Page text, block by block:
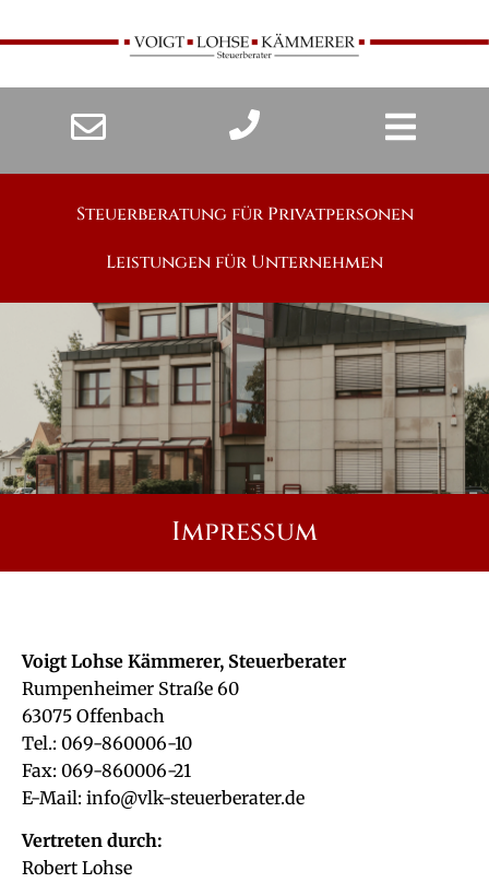
Steuerberatung für Privatpersonen
Leistungen für Unternehmen
Impressum
Voigt Lohse Kämmerer, Steuerberater
Rumpenheimer Straße 60
63075 Offenbach
Tel.: 069-860006-10
Fax: 069-860006-21
E-Mail: info@vlk-steuerberater.de
Vertreten durch:
Robert Lohse